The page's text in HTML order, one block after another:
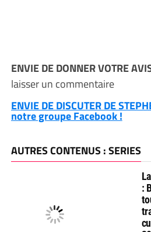
ENVIE DE DONNER VOTRE
laisser un commentaire
ENVIE DE DISCUTER DE
notre groupe Facebook !
AUTRES CONTENUS : SERIES
: